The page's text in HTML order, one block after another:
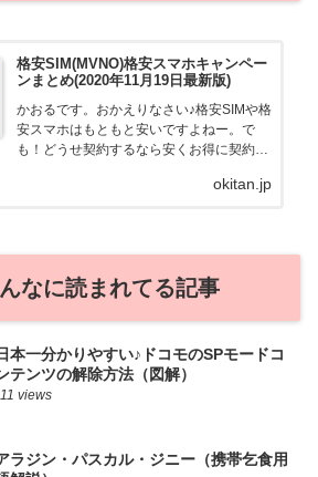
格安SIM(MVNO)格安スマホキャンペー
ンまとめ(2020年11月19日最新版)
かおるです。おかえりなさい♪格安SIMや格
安スマホはもともと安いですよねー。で
も！どうせ契約するなら安くお得に契約し
る自身も、そういう案件を常に狙ってます
okitan.jp
なに読まれてる記事
本一分かりやすい♪ドコモのSPモードコ
テンツの解除方法（図解）
11 views
ラジン・パスカル・ジニー（携帯乞食用